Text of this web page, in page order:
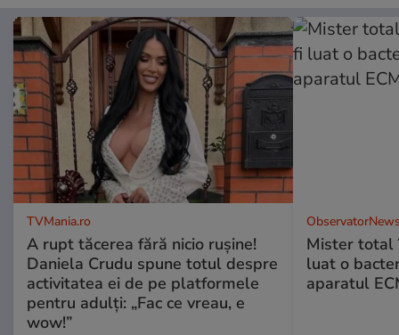
TVMania.ro
A rupt tăcerea fără nicio rușine!
Daniela Crudu spune totul despre
activitatea ei de pe platformele
pentru adulți: „Fac ce vreau, e
wow!”
Mister total
luat o
aparatul